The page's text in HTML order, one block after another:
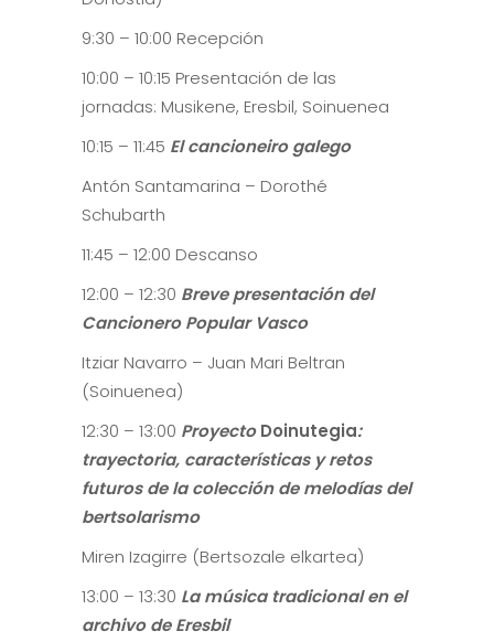
9:30 – 10:00 Recepción
10:00 – 10:15 Presentación de las
jornadas: Musikene, Eresbil, Soinuenea
10:15 – 11:45 El cancioneiro galego
Antón Santamarina – Dorothé
Schubarth
11:45 – 12:00 Descanso
12:00 – 12:30 Breve presentación del
Cancionero Popular Vasco
Itziar Navarro – Juan Mari Beltran
(Soinuenea)
12:30 – 13:00 ProyectoDoinutegia:
trayectoria, características y retos
futuros de la colección de melodías del
bertsolarismo
Miren Izagirre (Bertsozale elkartea)
13:00 – 13:30 La música tradicional en el
archivo de Eresbil